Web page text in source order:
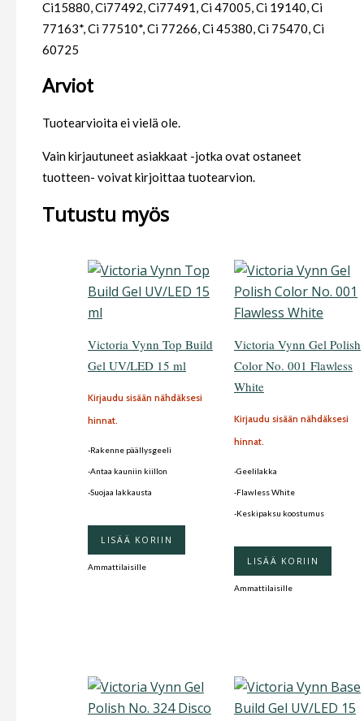
Ci15880, Ci77492, Ci77491, Ci 47005, Ci 19140, Ci
77163*, Ci 77510*, Ci 77266, Ci 45380, Ci 75470, Ci
60725
Arviot
Tuotearvioita ei vielä ole.
Vain kirjautuneet asiakkaat -jotka ovat ostaneet
tuotteen- voivat kirjoittaa tuotearvion.
Tutustu myös
Victoria Vynn Top Build
Gel UV/LED 15 ml
Kirjaudu sisään nähdäksesi
hinnat.
-Rakenne päällysgeeli
-Antaa kauniin kiillon
-Suojaa lakkausta
LISÄÄ KORIIN
Ammattilaisille
Victoria Vynn Gel Polish
Color No. 001 Flawless
White
Kirjaudu sisään nähdäksesi
hinnat.
-Geelilakka
-Flawless White
-Keskipaksu koostumus
LISÄÄ KORIIN
Ammattilaisille